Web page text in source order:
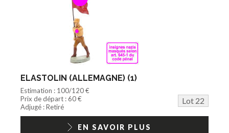
ELASTOLIN (ALLEMAGNE) (1)
Estimation : 100/120 €
Prix de départ : 60 €
Lot 22
Adjugé : Retiré
EN SAVOIR PLUS